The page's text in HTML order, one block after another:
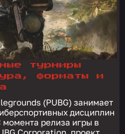
турниры
форматы и
(PUBG) занимает
дисциплин
релиза игры в